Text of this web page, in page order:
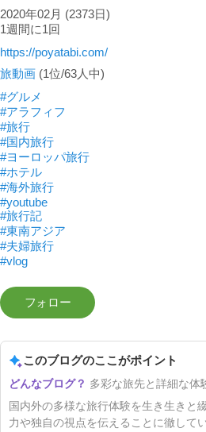
2020年02月 (2373日)
1週間に1回
https://poyatabi.com/
旅動画 (1位/63人中)
#グルメ
#アラフィフ
#旅行
#国内旅行
#ヨーロッパ旅行
#ホテル
#海外旅行
#youtube
#旅行記
#東南アジア
#夫婦旅行
#vlog
このブログのここがポイント
多彩な旅先と詳細な体
国内外の多様な旅行体験を生き生きと
力や独自の視点を伝えることに徹して